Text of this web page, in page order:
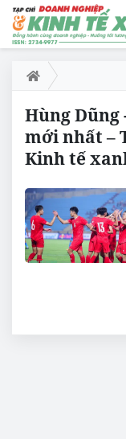
Hùng Dũng
mới nhất –
Kinh tế